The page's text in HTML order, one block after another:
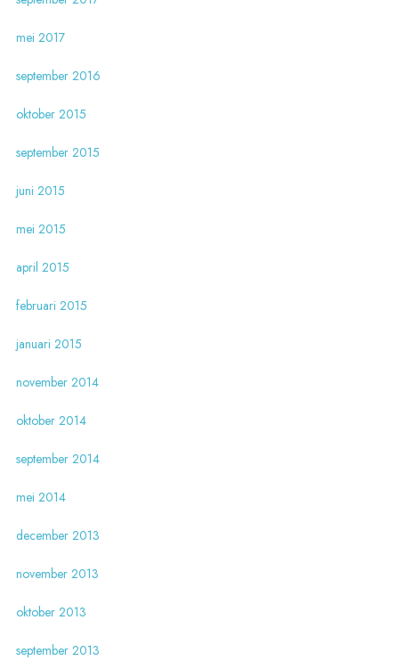
mei 2017
september 2016
oktober 2015
september 2015
juni 2015
mei 2015
april 2015
februari 2015
januari 2015
november 2014
oktober 2014
september 2014
mei 2014
december 2013
november 2013
oktober 2013
september 2013